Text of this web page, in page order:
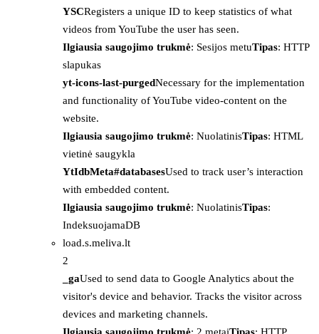
YSCRegisters a unique ID to keep statistics of what
videos from YouTube the user has seen.
Ilgiausia saugojimo trukmė: Sesijos metuTipas: HTTP
slapukas
yt-icons-last-purgedNecessary for the implementation
and functionality of YouTube video-content on the
website.
Ilgiausia saugojimo trukmė: NuolatinisTipas: HTML
vietinė saugykla
YtIdbMeta#databasesUsed to track user’s interaction
with embedded content.
Ilgiausia saugojimo trukmė: NuolatinisTipas:
IndeksuojamaDB
load.s.meliva.lt
2
_gaUsed to send data to Google Analytics about the
visitor's device and behavior. Tracks the visitor across
devices and marketing channels.
Ilgiausia saugojimo trukmė: 2 metaiTipas: HTTP